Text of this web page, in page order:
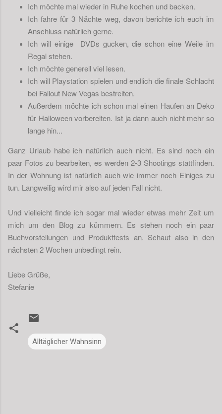
Ich möchte mal wieder in Ruhe kochen und backen.
Ich fahre für 3 Nächte weg, davon berichte ich euch im
Anschluss natürlich gerne.
Ich will einige DVDs gucken, die schon eine Weile im
Regal stehen.
Ich möchte generell viel lesen.
Ich will Playstation spielen und endlich die finale Schlacht
bei Fallout New Vegas bestreiten.
Außerdem möchte ich schon mal einen Haufen an Deko
für Halloween vorbereiten. Ist ja dann auch nicht mehr so
lange hin...
Ganz Urlaub habe ich natürlich auch nicht. Es sind noch ein
paar Fotos zu bearbeiten, es werden 2-3 Shootings stattfinden.
In der Wohnung ist natürlich auch wie immer noch Einiges zu
tun. Langweilig wird mir also auf jeden Fall nicht.
Und vielleicht finde ich sogar mal wieder etwas mehr Zeit um
mich um den Blog zu kümmern. Es stehen noch ein paar
Buchvorstellungen und Produkttests an. Schaut also in den
nächsten 2 Wochen unbedingt rein.
Liebe Grüße,
Stefanie
Alltäglicher Wahnsinn